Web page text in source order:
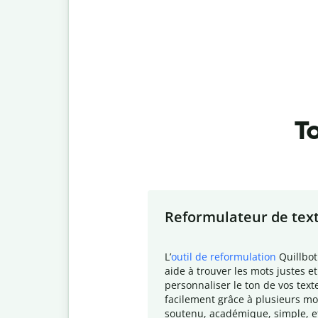
Reformulateur de
L ’outil de reformulation
aide à trouver les mots justes
personnaliser le ton de vos
facilement grâce à plusieurs
soutenu, académique, simple,